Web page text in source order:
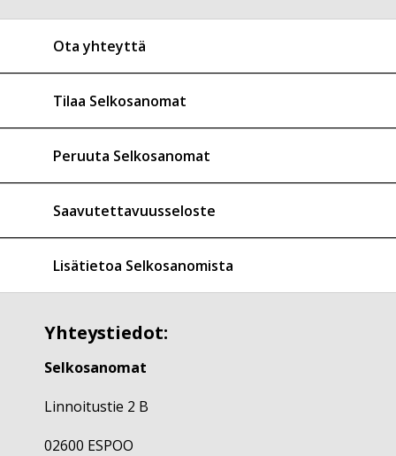
Ota yhteyttä
Tilaa Selkosanomat
Peruuta Selkosanomat
Saavutettavuusseloste
Lisätietoa Selkosanomista
Yhteystiedot:
Selkosanomat
Linnoitustie 2 B
02600 ESPOO